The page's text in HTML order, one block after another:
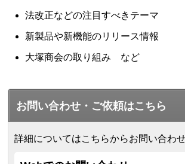
法改正などの注目すべきテーマ
新製品や新機能のリリース情報
大塚商会の取り組み など
お問い合わせ・ご依頼はこちら
詳細についてはこちらからお問い合わ